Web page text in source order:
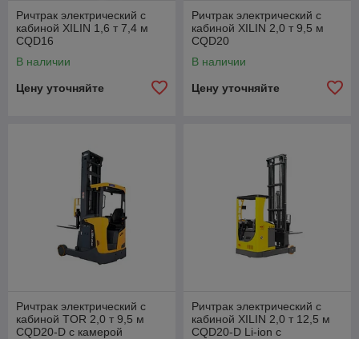
Ричтрак электрический с
кабиной XILIN 1,6 т 7,4 м
CQD16
В наличии
Цену уточняйте
Ричтрак электрический с
кабиной XILIN 2,0 т 9,5 м
CQD20
В наличии
Цену уточняйте
Ричтрак электрический с
кабиной TOR 2,0 т 9,5 м
CQD20-D с камерой
Ричтрак электрический с
кабиной XILIN 2,0 т 12,5 м
CQD20-D Li-ion с